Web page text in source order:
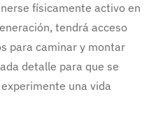
físicamente activo en
tendrá acceso
para caminar y montar
detalle para que se
una vida